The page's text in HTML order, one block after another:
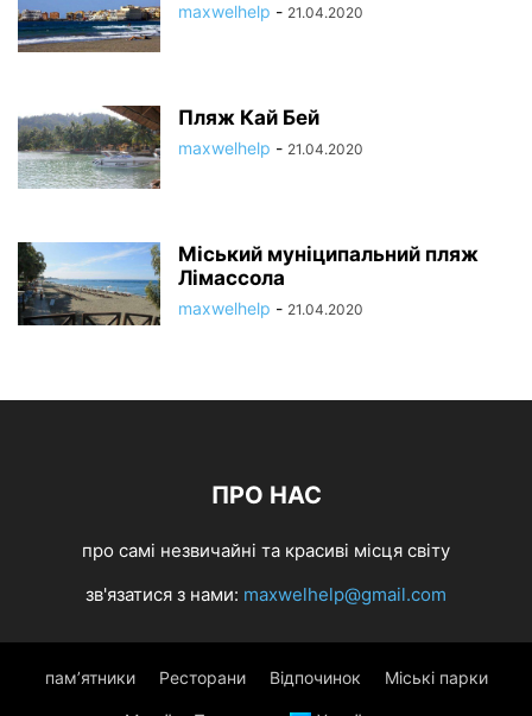
maxwelhelp - 21.04.2020
Пляж Кай Бей
maxwelhelp - 21.04.2020
Міський муніципальний пляж
Лімассола
maxwelhelp - 21.04.2020
ПРО НАС
про самі незвичайні та красиві місця світу
зв'язатися з нами: maxwelhelp@gmail.com
пам’ятники Ресторани Відпочинок Міські парки